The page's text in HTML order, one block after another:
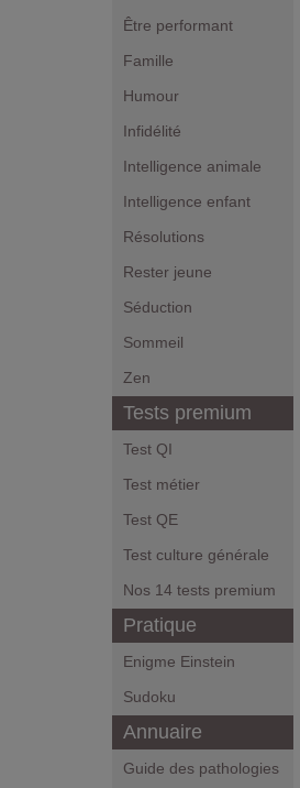
Être performant
Famille
Humour
Infidélité
Intelligence animale
Intelligence enfant
Résolutions
Rester jeune
Séduction
Sommeil
Zen
Tests premium
Test QI
Test métier
Test QE
Test culture générale
Nos 14 tests premium
Pratique
Enigme Einstein
Sudoku
Annuaire
Guide des pathologies